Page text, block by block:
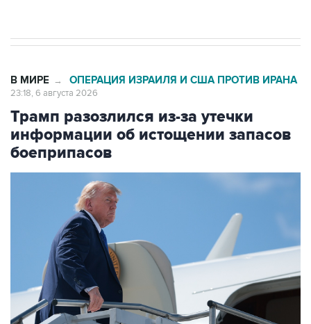
В МИРЕ → ОПЕРАЦИЯ ИЗРАИЛЯ И США ПРОТИВ ИРАНА
23:18, 6 августа 2026
Трамп разозлился из-за утечки
информации об истощении запасов
боеприпасов